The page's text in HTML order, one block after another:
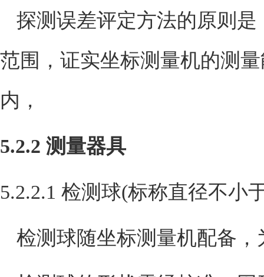
探测误差评定方法的原则
范围，证实坐标测量机的测
内，
5.2.2 测量器具
5.2.2.1 检测球(标称直径不小
检测球随坐标测量机配备